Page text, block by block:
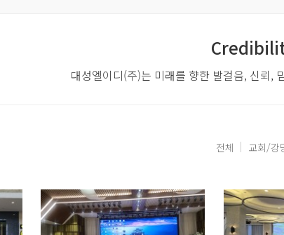
대성엘이디(주)는 미래를 향한 발걸음, 신뢰,
전체 교회/강